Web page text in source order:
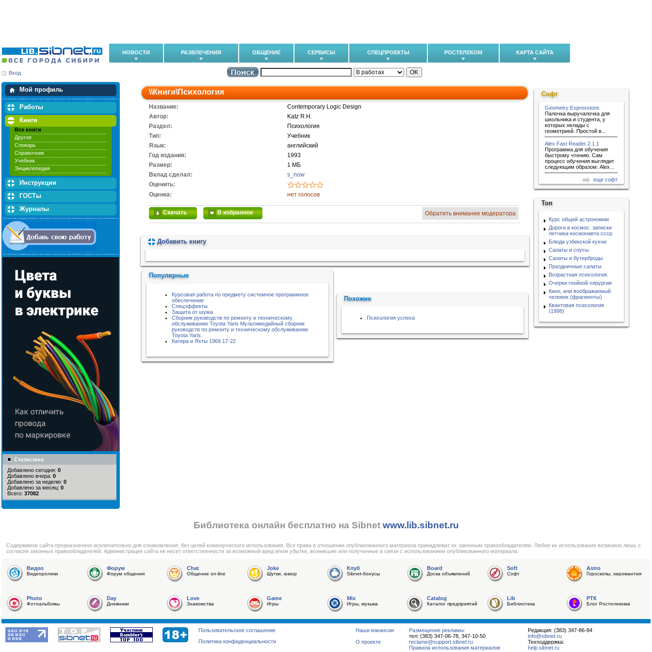
НОВОСТИ РАЗВЛЕЧЕНИЯ ОБЩЕНИЕ СЕРВИСЫ СПЕЦПРОЕКТЫ РОСТЕЛЕКОМ КАРТА САЙТА
Вход
Мой профиль
Мои закладки
Работы
Книги
Все книги
Другое
Словарь
Справочник
Учебник
Энциклопедия
Инструкции
ГОСТы
Журналы
Статистика
Добавлено сегодня: 0
Добавлено вчера: 0
Добавлено за неделю: 0
Добавлено за месяц: 0
Всего: 37082
\\Книги\Психология
Название:
Contemporary Logic Design
Автор:
Katz R.H.
Раздел:
Психология
Тип:
Учебник
Язык:
английский
Год издания:
1993
Размер:
1 МБ
Вклад сделал:
s_now
Оценить:
Оценка:
нет голосов
Скачать В избранное Обратить внимание модератора
Добавить книгу
Популярные
Курсовая работа по предмету системное программное
обеспечение
Спецэффекты
Защита от шума
Сборник руководств по ремонту и техническому
обслуживанию Toyota Yaris Мультимедийный сборник
руководств по ремонту и техническому обслуживанию
Toyota Yaris.
Катера и Яхты 1969 17-22
Похожие
Психология успеха
Софт
Geometry Expressions
Палочка выручалочка для
школьника и студента, у
которых нелады с
геометрией. Простой в...
Alex Fast Reader 2.1.1
Программа для обучения
быстрому чтению. Сам
процесс обучения выглядит
следующим образом: Alex...
еще софт
Топ
Курс общей астрономии
Дорога в космос. записки
летчика-космонавта ссср
Блюда узбекской кухни
Салаты и соусы
Салаты и бутерброды
Праздничные салаты
Возрастная психология.
Очерки гнойной хирургии
Кино, или воображаемый
человек (фрагменты)
Квантовая психология
(1998)
Библиотека онлайн бесплатно на Sibnet www.lib.sibnet.ru
Cодержимое сайта предназначено исключительно для ознакомления, без целей коммерческого использования. Все права в отношении опубликованного материала принадлежат их законным правообладателям. Любое их использование возможно лишь с
согласия законных правообладателей. Администрация сайта не несет ответственности за возможный вред и/или убытки, возникшие или полученные в связи с использованием опубликованного материала.
Видео
Видеоролики
Форум
Форум общения
Chat
Общение on-line
Joke
Шутки, юмор
Клуб
Sibnet-бонусы
Board
Доска объявлений
Soft
Софт
Astro
Гороскопы, хиромантия
Photo
Фотоальбомы
Day
Дневники
Love
Знакомства
Game
Игры
Mix
Игры, музыка
Catalog
Каталог предприятий
Lib
Библиотека
РТК
Блог Ростелекома
Редакция: (383) 347-86-84
info@sibnet.ru
Техподдержка:
help.sibnet.ru
Размещение рекламы:
тел: (383) 347-06-78, 347-10-50
reclame@support.sibnet.ru
Правила использования материалов
Наши вакансии
О проекте
Пользовательское соглашение
Политика конфиденциальности